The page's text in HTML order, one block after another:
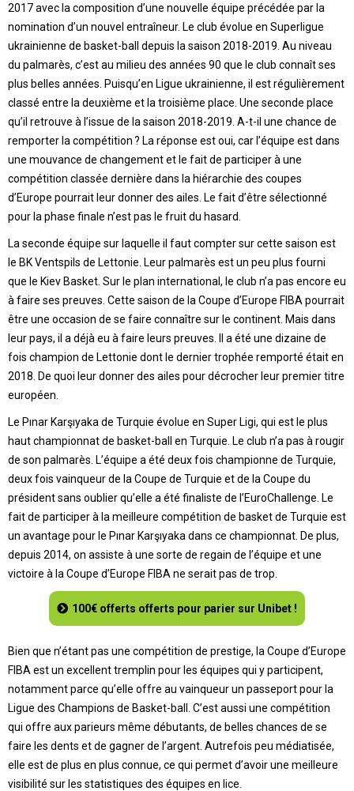
2017 avec la composition d’une nouvelle équipe précédée par la
nomination d’un nouvel entraîneur. Le club évolue en Superligue
ukrainienne de basket-ball depuis la saison 2018-2019. Au niveau
du palmarès, c’est au milieu des années 90 que le club connaît ses
plus belles années. Puisqu’en Ligue ukrainienne, il est régulièrement
classé entre la deuxième et la troisième place. Une seconde place
qu’il retrouve à l’issue de la saison 2018-2019. A-t-il une chance de
remporter la compétition ? La réponse est oui, car l’équipe est dans
une mouvance de changement et le fait de participer à une
compétition classée dernière dans la hiérarchie des coupes
d’Europe pourrait leur donner des ailes. Le fait d’être sélectionné
pour la phase finale n’est pas le fruit du hasard.
La seconde équipe sur laquelle il faut compter sur cette saison est
le BK Ventspils de Lettonie. Leur palmarès est un peu plus fourni
que le Kiev Basket. Sur le plan international, le club n’a pas encore eu
à faire ses preuves. Cette saison de la Coupe d’Europe FIBA pourrait
être une occasion de se faire connaître sur le continent. Mais dans
leur pays, il a déjà eu à faire leurs preuves. Il a été une dizaine de
fois champion de Lettonie dont le dernier trophée remporté était en
2018. De quoi leur donner des ailes pour décrocher leur premier titre
européen.
Le Pınar Karşıyaka de Turquie évolue en Super Ligi, qui est le plus
haut championnat de basket-ball en Turquie. Le club n’a pas à rougir
de son palmarès. L’équipe a été deux fois championne de Turquie,
deux fois vainqueur de la Coupe de Turquie et de la Coupe du
président sans oublier qu’elle a été finaliste de l’EuroChallenge. Le
fait de participer à la meilleure compétition de basket de Turquie est
un avantage pour le Pınar Karşıyaka dans ce championnat. De plus,
depuis 2014, on assiste à une sorte de regain de l’équipe et une
victoire à la Coupe d’Europe FIBA ne serait pas de trop.
100€ offerts offerts pour parier sur Unibet !
Bien que n’étant pas une compétition de prestige, la Coupe d’Europe
FIBA est un excellent tremplin pour les équipes qui y participent,
notamment parce qu’elle offre au vainqueur un passeport pour la
Ligue des Champions de Basket-ball. C’est aussi une compétition
qui offre aux parieurs même débutants, de belles chances de se
faire les dents et de gagner de l’argent. Autrefois peu médiatisée,
elle est de plus en plus connue, ce qui permet d’avoir une meilleure
visibilité sur les statistiques des équipes en lice.